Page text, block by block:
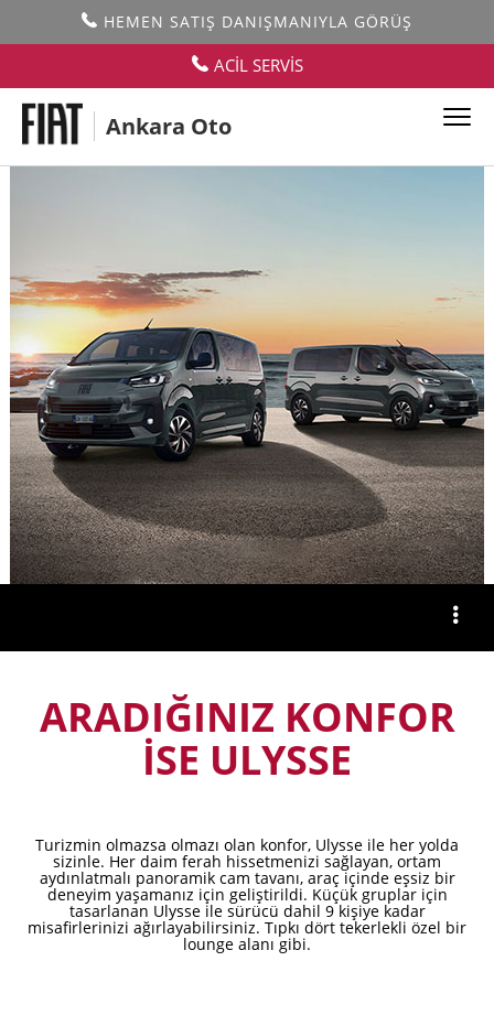
HEMEN SATIŞ DANIŞMANIYLA GÖRÜŞ
ACİL SERVİS
Ankara Oto
ARADIĞINIZ KONFOR
İSE ULYSSE
Turizmin olmazsa olmazı olan konfor, Ulysse ile her yolda
sizinle. Her daim ferah hissetmenizi sağlayan, ortam
aydınlatmalı panoramik cam tavanı, araç içinde eşsiz bir
deneyim yaşamanız için geliştirildi. Küçük gruplar için
tasarlanan Ulysse ile sürücü dahil 9 kişiye kadar
misafirlerinizi ağırlayabilirsiniz. Tıpkı dört tekerlekli özel bir
lounge alanı gibi.